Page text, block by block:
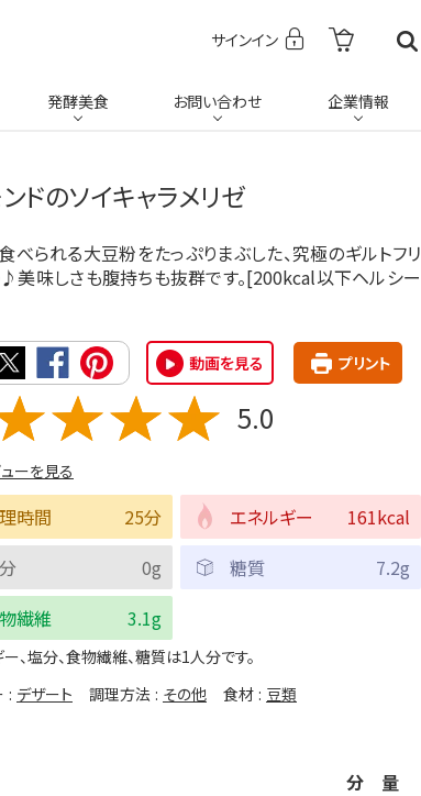
サインイン
発酵美食 お問い合わせ 企業情報
ドのソイキャラメリゼ
べられる大豆粉をたっぷりまぶした、究極のギルトフリ
美味しさも腹持ちも抜群です。[200kcal以下ヘルシー
動画を見る プリント
5.0
ーを見る
時間 25分 エネルギー
161kcal
0g 糖質
7.2g
繊維
3.1g
、塩分、食物繊維、糖質は1人分です。
デザート 調理方法 その他 食材 豆類
分量